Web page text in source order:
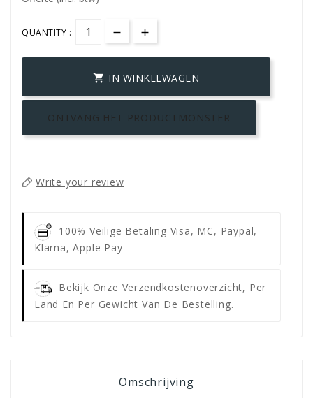
QUANTITY :
 IN WINKELWAGEN
ONTVANG HET PRODUCTMONSTER
Write your review
100% Veilige Betaling Visa, MC, Paypal,
Klarna, Apple Pay
Bekijk Onze Verzendkostenoverzicht, Per
Land En Per Gewicht Van De Bestelling.
Omschrijving